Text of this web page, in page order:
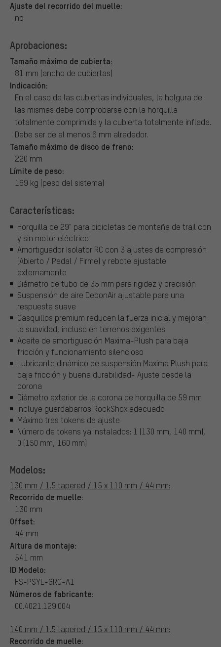
Ajuste del recorrido del muelle:
no
Aprobaciones:
Tamaño máximo de cubierta:
81 mm (ancho de cubiertas)
Indicación:
En el caso de las cubiertas individuales, la holgura de
las mismas debe comprobarse con la horquilla
totalmente comprimida y la cubierta totalmente inflada.
Debe ser de al menos 6 mm alrededor.
Tamaño máximo de disco de freno:
220 mm
Límite de peso:
169 kg (peso del sistema)
Características:
Horquilla de 29" para bicicletas de montaña de trail con
y sin motor eléctrico
Amortiguador Isolator RC con 3 ajustes de compresión
(Abierto / Pedal / Firme) y rebote ajustable
externamente
Diámetro de tubo de 35 mm para rigidez y precisión
Suspensión de aire DebonAir ajustable para una
respuesta suave
Casquillos premium reducen la fuerza inicial y mejoran
la suavidad, incluso en terrenos exigentes
Aceite de amortiguación Maxima-Plush para baja
fricción y funcionamiento silencioso
Lubricante dinámico de suspensión Maxima Plush para
baja fricción y buena durabilidad- Ajuste desde la
corona
Diámetro exterior de la corona de horquilla de 59 mm
Incluye guardabarros RockShox adecuado
Máximo tres tokens de ajuste
Número de tokens ya instalados: 1 (130 mm, 140 mm),
0 (150 mm, 160 mm)
Modelos:
130 mm / 1.5 tapered / 15 x 110 mm / 44 mm:
Recorrido de muelle:
130 mm
Offset:
44 mm
Altura de montaje:
541 mm
ID Modelo:
FS-PSYL-GRC-A1
Números de fabricante:
00.4021.129.004
140 mm / 1.5 tapered / 15 x 110 mm / 44 mm:
Recorrido de muelle: